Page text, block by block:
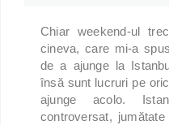
Chiar weekend-ul
cineva, care mi-a
de a ajunge la
însă sunt lucruri pe
ajunge acolo.
controversat,